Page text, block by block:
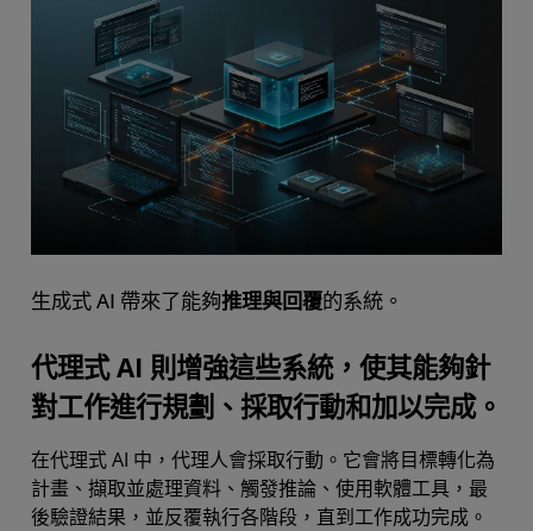
生成式 AI 帶來了能夠推理與回覆的系統。
代理式 AI 則增強這些系統，使其能夠針
對工作進行規劃、採取行動和加以完成。
在代理式 AI 中，代理人會採取行動。它會將目標轉化為
計畫、擷取並處理資料、觸發推論、使用軟體工具，最
後驗證結果，並反覆執行各階段，直到工作成功完成。